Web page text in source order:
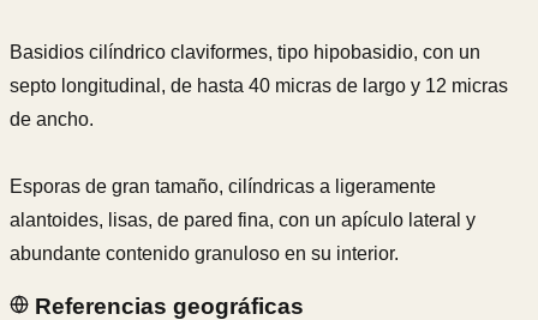
Basidios cilíndrico claviformes, tipo hipobasidio, con un
septo longitudinal, de hasta 40 micras de largo y 12 micras
de ancho.
Esporas de gran tamaño, cilíndricas a ligeramente
alantoides, lisas, de pared fina, con un apículo lateral y
abundante contenido granuloso en su interior.
Referencias geográficas